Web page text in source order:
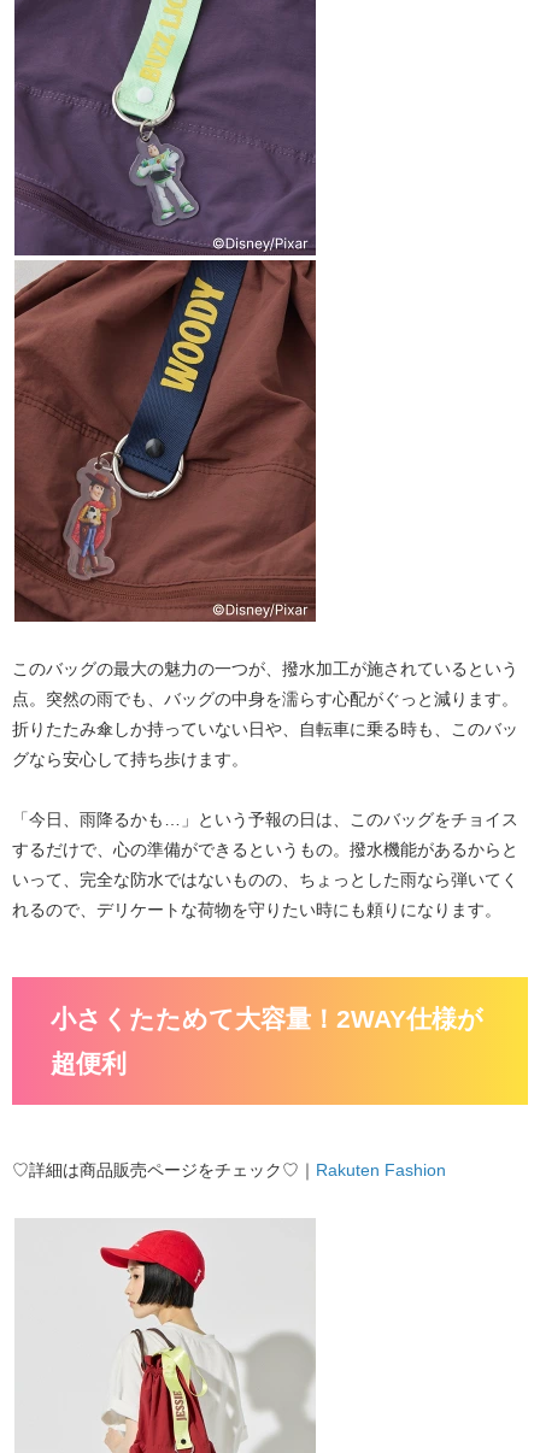
このバッグの最大の魅力の一つが、 撥水加工が施されているという
点。突然の雨でも、バッグの中身を濡らす心配がぐっと減ります。
折りたたみ傘しか持っていない日や、自転車に乗る時も、このバッ
グなら安心して持ち歩けます。
「今日、雨降るかも…」という予報の日は、このバッグをチョイス
するだけで、心の準備ができるというもの。撥水機能があるからと
いって、完全な防水ではないものの、ちょっとした雨なら弾いてく
れるので、デリケートな荷物を守りたい時にも頼りになります。
小さくたためて大容量！2WAY仕様が
超便利
♡詳細は商品販売ページをチェック♡｜ Rakuten Fashion